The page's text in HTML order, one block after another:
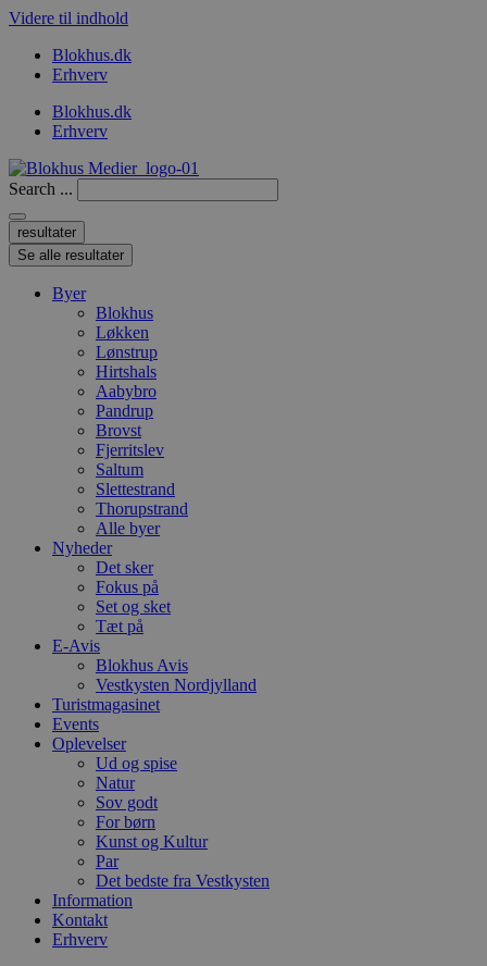
Videre til indhold
Blokhus.dk
Erhverv
Blokhus.dk
Erhverv
Search ...
resultater
Se alle resultater
Byer
Blokhus
Løkken
Lønstrup
Hirtshals
Aabybro
Pandrup
Brovst
Fjerritslev
Saltum
Slettestrand
Thorupstrand
Alle byer
Nyheder
Det sker
Fokus på
Set og sket
Tæt på
E-Avis
Blokhus Avis
Vestkysten Nordjylland
Turistmagasinet
Events
Oplevelser
Ud og spise
Natur
Sov godt
For børn
Kunst og Kultur
Par
Det bedste fra Vestkysten
Information
Kontakt
Erhverv